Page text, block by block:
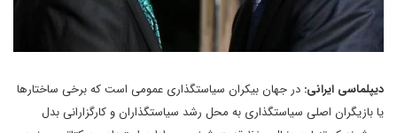
دیپلماسی ایرانی: در جهان بیکران سیاستگذاری عمومی است که برخی ساختارها
یا بازیگران اصلی سیاستگذاری به محل رشد سیاستگذاران و کارگزارانی بدل